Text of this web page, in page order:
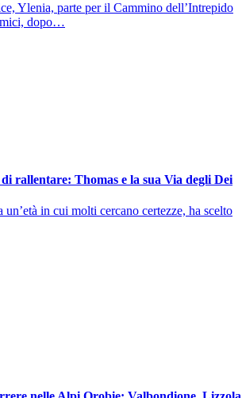
Ylenia, parte per il Cammino dell’Intrepido
dopo…
rallentare: Thomas e la sua Via degli Dei
un’età in cui molti cercano certezze, ha scelto